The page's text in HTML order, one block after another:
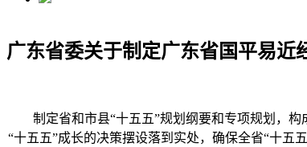
广东省委关于制定广东省国平易近
制定省和市县“十五五”规划纲要和专项规划，构
“十五五”成长的决策摆设落到实处，确保全省“十